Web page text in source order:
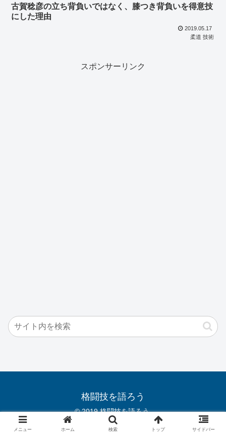
古賀稔彦の立ち背負いではなく、膝つき背負いを得意技
にした理由
2019.05.17
柔道 技術
スポンサーリンク
格闘技を語ろう
© 2019 格闘技を語ろう.
メニュー ホーム 検索 トップ サイドバー